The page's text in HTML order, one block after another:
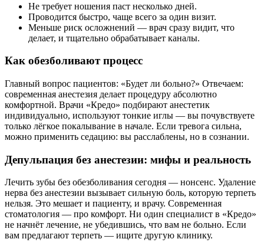
Не требует ношения паст несколько дней.
Проводится быстро, чаще всего за один визит.
Меньше риск осложнений — врач сразу видит, что
делает, и тщательно обрабатывает каналы.
Как обезболивают процесс
Главный вопрос пациентов: «Будет ли больно?» Отвечаем:
современная анестезия делает процедуру абсолютно
комфортной. Врачи «Кредо» подбирают анестетик
индивидуально, используют тонкие иглы — вы почувствуете
только лёгкое покалывание в начале. Если тревога сильна,
можно применить седацию: вы расслаблены, но в сознании.
Депульпация без анестезии: мифы и реальность
Лечить зубы без обезболивания сегодня — нонсенс. Удаление
нерва без анестезии вызывает сильную боль, которую терпеть
нельзя. Это мешает и пациенту, и врачу. Современная
стоматология — про комфорт. Ни один специалист в «Кредо»
не начнёт лечение, не убедившись, что вам не больно. Если
вам предлагают терпеть — ищите другую клинику.